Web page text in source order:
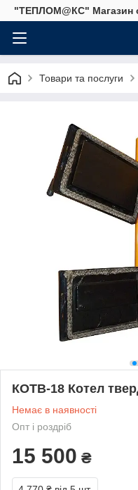
"ТЕПЛОМ@КС" Магазин
Товари та послуги
КОТВ-18 Котел
Немає в наявності
Опт і роздріб
15 500 ₴